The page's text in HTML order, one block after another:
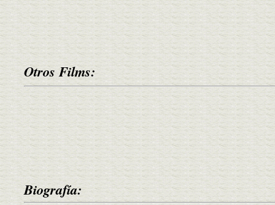
Otros Films:
Biografía: